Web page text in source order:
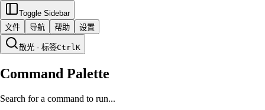
Toggle Sidebar
文件
导航 帮助 设置
散光 - 标签CtrlK
Command Palette
Search for a command to run...